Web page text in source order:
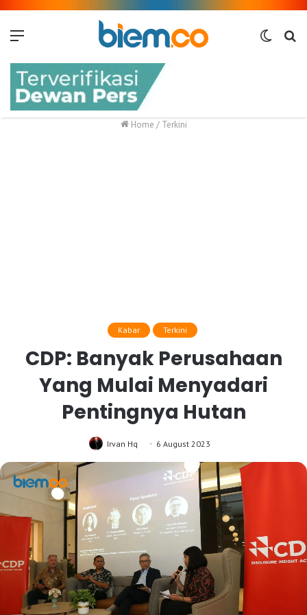
Switch
Home / Terkini
Kabar Terkini
CDP: Banyak Perusahaan
Yang Mulai Menyadari
Pentingnya Hutan
Irvan Hq 6 August 2023